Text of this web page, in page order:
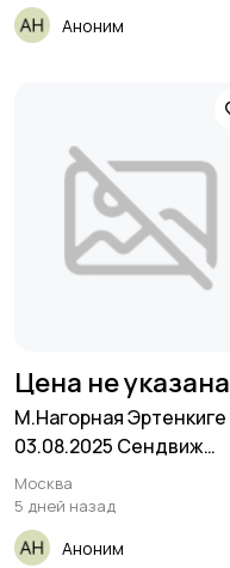
Аноним
Цена не указана
М.Нагорная Эртенкиге
03.08.2025 Сендвиж
панель гипсокартон
Москва
5 дней назад
Аноним